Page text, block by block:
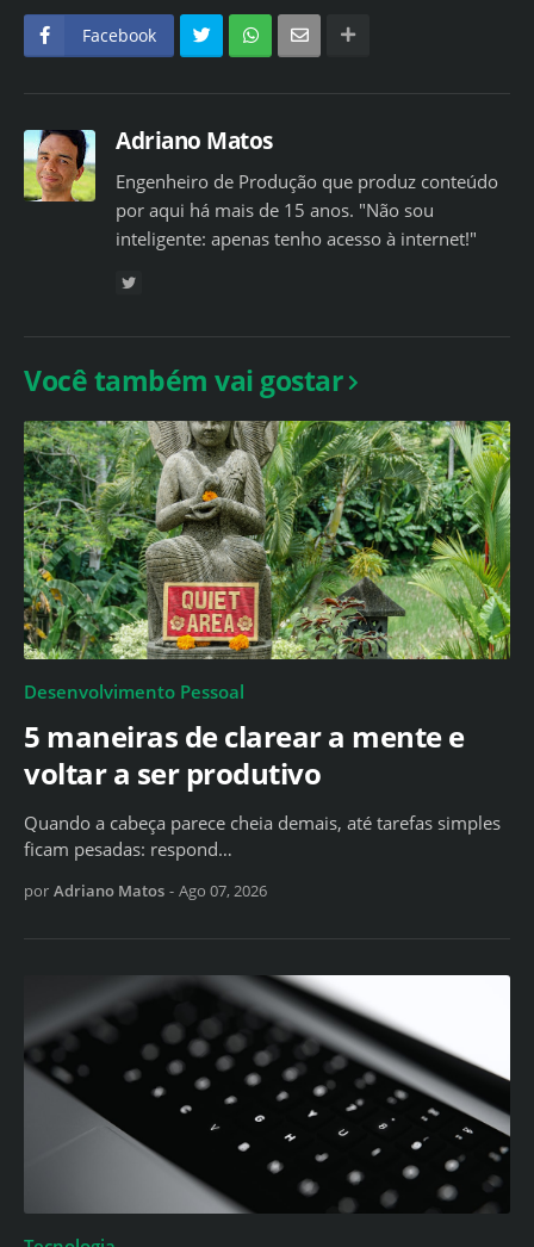
Facebook
Adriano Matos
Engenheiro de Produção que produz conteúdo
por aqui há mais de 15 anos. "Não sou
inteligente: apenas tenho acesso à internet!"
Você também vai gostar
Desenvolvimento Pessoal
5 maneiras de clarear a mente e
voltar a ser produtivo
Quando a cabeça parece cheia demais, até tarefas simples
ficam pesadas: respond…
por Adriano Matos - Ago 07, 2026